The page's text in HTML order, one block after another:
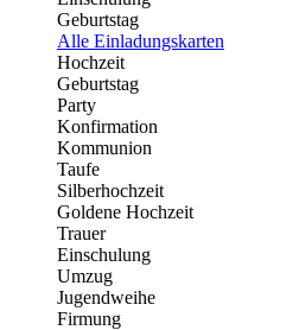
Geburtstag
Alle Einladungskarten
Hochzeit
Geburtstag
Party
Konfirmation
Kommunion
Taufe
Silberhochzeit
Goldene Hochzeit
Trauer
Einschulung
Umzug
Jugendweihe
Firmung